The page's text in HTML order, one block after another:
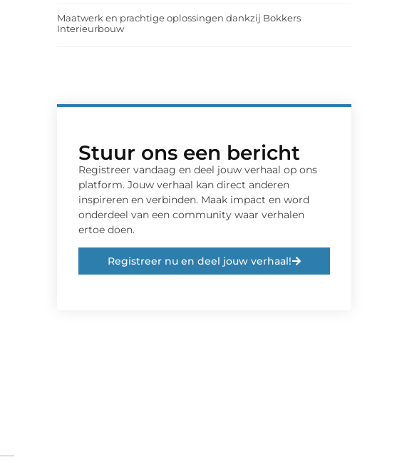
Maatwerk en prachtige oplossingen dankzij Bokkers
Interieurbouw
Stuur ons een bericht
Registreer vandaag en deel jouw verhaal op ons
platform. Jouw verhaal kan direct anderen
inspireren en verbinden. Maak impact en word
onderdeel van een community waar verhalen
ertoe doen.
Registreer nu en deel jouw verhaal!